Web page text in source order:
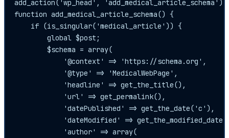
add_action('wp_head', 'add_medical_article_schema');
function add_medical_article_schema() {
    if (is_singular('medical_article')) {
        global $post;
        $schema = array(
            '@context' => 'https://schema.org',
            '@type' => 'MedicalWebPage',
            'headline' => get_the_title(),
            'url' => get_permalink(),
            'datePublished' => get_the_date('c'),
'dateModified' =>
            'author' => array(